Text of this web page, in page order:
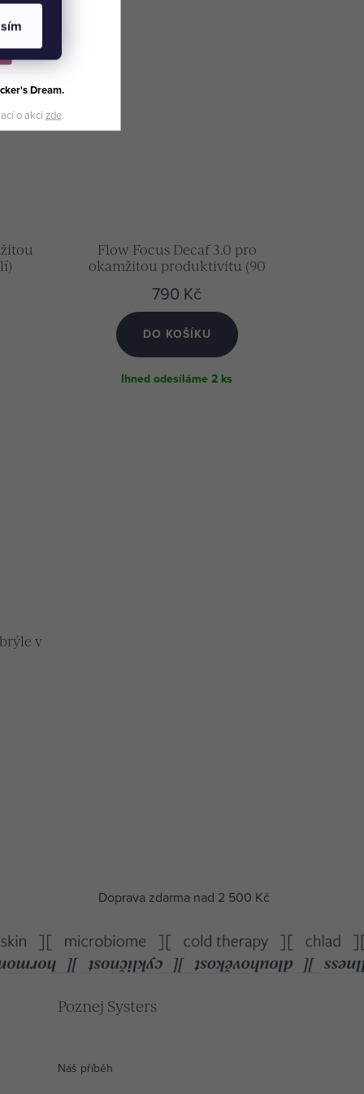
Flow Focus Decaf 3.0 pro
okamžitou produktivitu (90
790 Kč
DO KOŠÍKU
Ihned odesíláme2 ks
v
Doprava zdarma nad 2 500 Kč
Poznej Systers
Náš příběh
Dream.
o akci zde.